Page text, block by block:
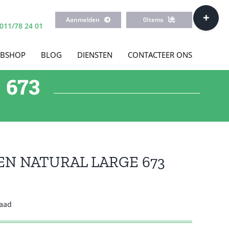
011/78 24 01
Aanmelden 0Items
BLOG DIENSTEN CONTACTEER ONS
NATURAL LARGE 673
Toggle
Sliding